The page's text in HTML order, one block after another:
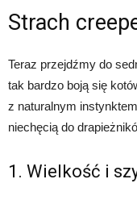
Strach
Teraz przejdźmy do
tak bardzo boją się
z naturalnym
niechęcią do
1. Wielkość i